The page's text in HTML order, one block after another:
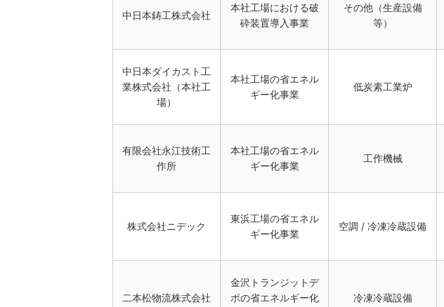
中日本鋳工株式会社
本社工場における破
砕装置導入事業
その他（生産設備
等）
中日本ダイカスト工
業株式会社（本社工
場）
本社工場の省エネル
ギー化事業
低炭素工業炉
有限会社永江技術工
作所
本社工場の省エネル
ギー化事業
工作機械
株式会社ニデック
東浜工場の省エネル
ギー化事業
空調 / 冷凍冷蔵設備
二本松物流株式会社
金沢トランジットデ
ポの省エネルギー化
冷凍冷蔵設備